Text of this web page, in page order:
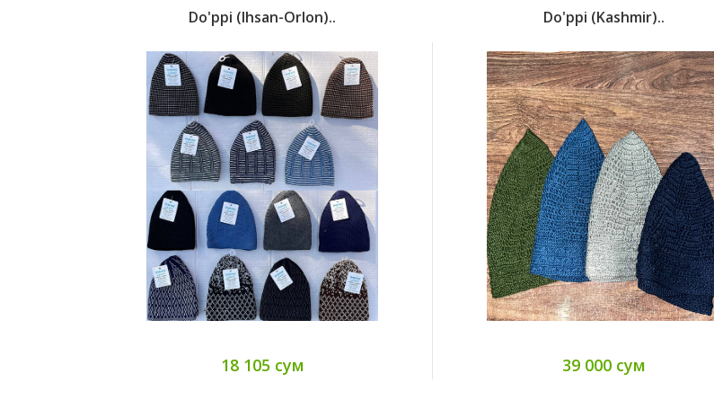
Do'ppi (Ihsan-Orlon)..
18 105 сум
Do'ppi (kashmir)..
39 000 сум